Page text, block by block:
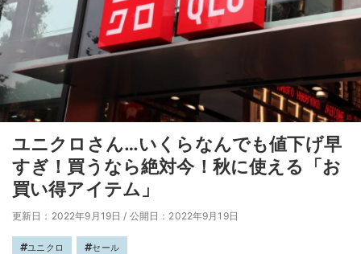
ユニクロさん…いくらなんでも値下げ早
すぎ！買うなら絶対今！秋に使える「お
買い得アイテム」
更新日：2022年9月19日 / 公開日：2022年9月19日
ユニクロ セール